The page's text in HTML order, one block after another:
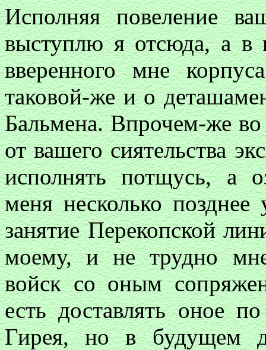
Исполняя повеление
выступлю я отсюда, а в
вверенного мне
таковой-же и о
Бальмена. Впрочем-же
от вашего сиятельства
исполнять потщусь, а
меня несколько
занятие Перекопской
моему, и не трудно
войск со оным
есть доставлять оное
Гирея, но в будущем